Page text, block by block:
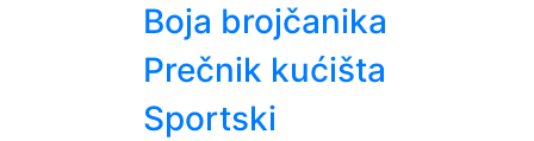
Boja brojčanika
Prečnik kućišta
Sportski